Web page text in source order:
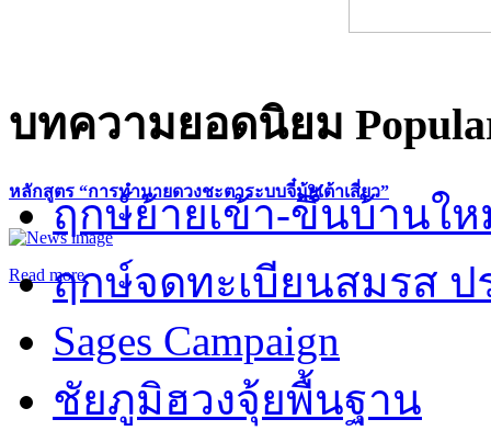
หลักสูตร “การทำนายดวงชะตาระบบจี๋มุ้ยเต้าเสี่ยว”
Read more
บทความยอดนิยม
ฤกษ์ย้ายเข้า-ขึ้นบ้านให
ฤกษ์จดทะเบียนสมรส ป
Sages Campaign
ชัยภูมิฮวงจุ้ยพื้นฐาน